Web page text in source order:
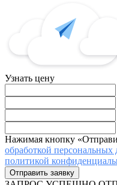
Узнать цену
Нажимая кнопку
обработкой персональных
политикой